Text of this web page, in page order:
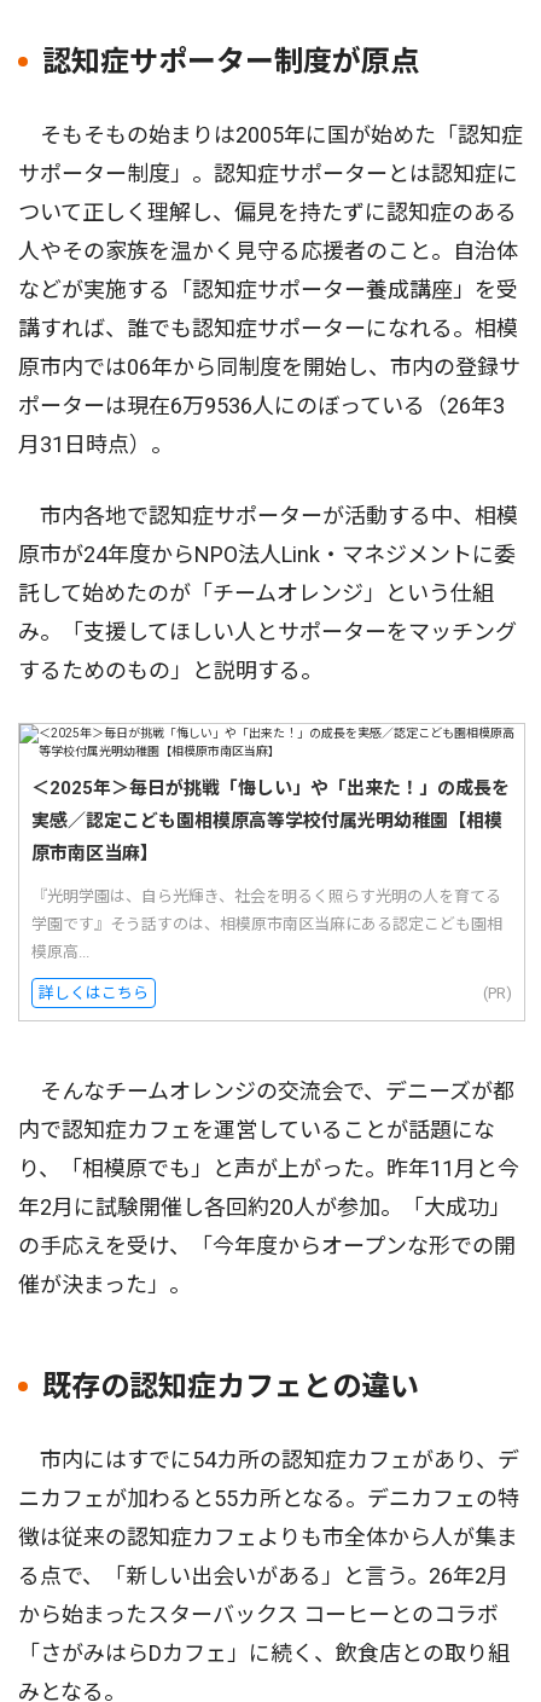
認知症サポーター制度が原点
そもそもの始まりは2005年に国が始めた「認知症
サポーター制度」。認知症サポーターとは認知症に
ついて正しく理解し、偏見を持たずに認知症のある
人やその家族を温かく見守る応援者のこと。自治体
などが実施する「認知症サポーター養成講座」を受
講すれば、誰でも認知症サポーターになれる。相模
原市内では06年から同制度を開始し、市内の登録サ
ポーターは現在6万9536人にのぼっている（26年3
月31日時点）。
市内各地で認知症サポーターが活動する中、相模
原市が24年度からNPO法人Link・マネジメントに委
託して始めたのが「チームオレンジ」という仕組
み。「支援してほしい人とサポーターをマッチング
するためのもの」と説明する。
＜2025年＞毎日が挑戦「悔しい」や「出来た！」の成長を
実感／認定こども園相模原高等学校付属光明幼稚園【相模
原市南区当麻】
『光明学園は、自ら光輝き、社会を明るく照らす光明の人を育てる
学園です』そう話すのは、相模原市南区当麻にある認定こども園相
模原高...
詳しくはこちら (PR)
そんなチームオレンジの交流会で、デニーズが都
内で認知症カフェを運営していることが話題にな
り、「相模原でも」と声が上がった。昨年11月と今
年2月に試験開催し各回約20人が参加。「大成功」
の手応えを受け、「今年度からオープンな形での開
催が決まった」。
既存の認知症カフェとの違い
市内にはすでに54カ所の認知症カフェがあり、デ
ニカフェが加わると55カ所となる。デニカフェの特
徴は従来の認知症カフェよりも市全体から人が集ま
る点で、「新しい出会いがある」と言う。26年2月
から始まったスターバックス コーヒーとのコラボ
「さがみはらDカフェ」に続く、飲食店との取り組
みとなる。